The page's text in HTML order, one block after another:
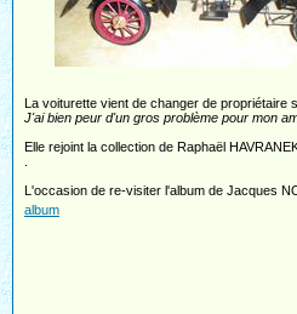
La voiturette vient de changer de propriétaire
J'ai bien peur d'un gros problème pour mon
Elle rejoint la collection de Raphaël
L'occasion de re-visiter l'album de Jacques
album